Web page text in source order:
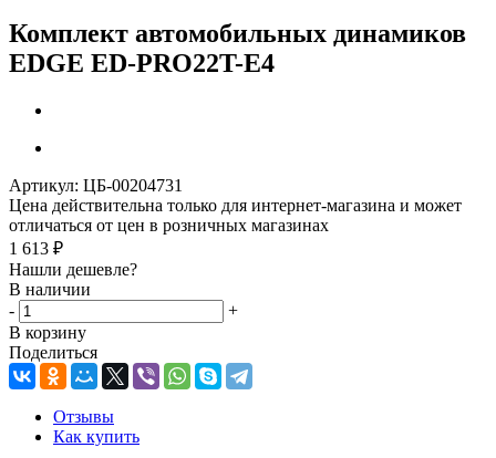
Комплект автомобильных динамиков
EDGE ED-PRO22T-E4
Артикул: ЦБ-00204731
Цена действительна только для интернет-магазина и может
отличаться от цен в розничных магазинах
1 613 ₽
Нашли дешевле?
В наличии
-
+
В корзину
Поделиться
Отзывы
Как купить